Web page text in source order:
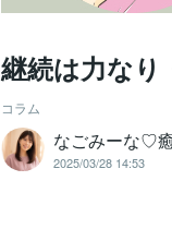
継続は力なり
コラム
なごみーな♡
2025/03/28 14:53